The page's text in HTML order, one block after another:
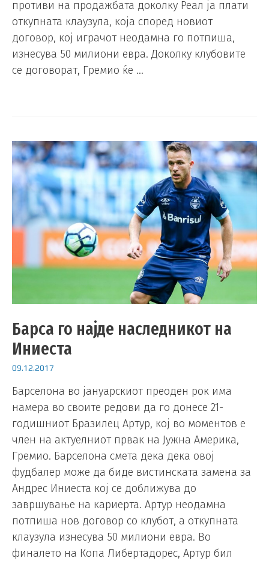
противи на продажбата доколку Реал ја плати
откупната клаузула, која според новиот
договор, кој играчот неодамна го потпиша,
изнесува 50 милиони евра. Доколку клубовите
се договорат, Гремио ќе …
Барса го најде наследникот на
Иниеста
09.12.2017
Барселона во јануарскиот преоден рок има
намера во своите редови да го донесе 21-
годишниот Бразилец Артур, кој во моментов е
член на актуелниот првак на Јужна Америка,
Гремио. Барселона смета дека дека овој
фудбалер може да биде вистинската замена за
Андрес Иниеста кој се доближува до
завршување на кариерта. Артур неодамна
потпиша нов договор со клубот, а откупната
клаузула изнесува 50 милиони евра. Во
финалето на Копа Либертадорес, Артур бил